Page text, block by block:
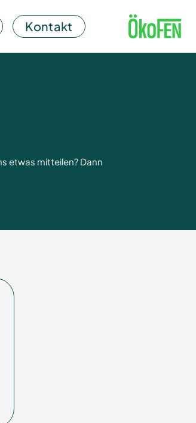
Kontakt
etwas mitteilen? Dann